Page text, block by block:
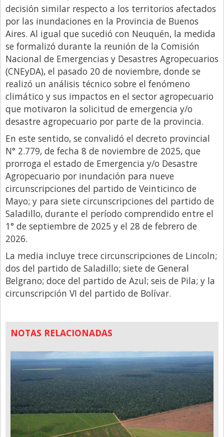
decisión similar respecto a los territorios afectados
por las inundaciones en la Provincia de Buenos
Aires. Al igual que sucedió con Neuquén, la medida
se formalizó durante la reunión de la Comisión
Nacional de Emergencias y Desastres Agropecuarios
(CNEyDA), el pasado 20 de noviembre, donde se
realizó un análisis técnico sobre el fenómeno
climático y sus impactos en el sector agropecuario
que motivaron la solicitud de emergencia y/o
desastre agropecuario por parte de la provincia.
En este sentido, se convalidó el decreto provincial
N° 2.779, de fecha 8 de noviembre de 2025, que
prorroga el estado de Emergencia y/o Desastre
Agropecuario por inundación para nueve
circunscripciones del partido de Veinticinco de
Mayo; y para siete circunscripciones del partido de
Saladillo, durante el período comprendido entre el
1° de septiembre de 2025 y el 28 de febrero de
2026.
La media incluye trece circunscripciones de Lincoln;
dos del partido de Saladillo; siete de General
Belgrano; doce del partido de Azul; seis de Pila; y la
circunscripción VI del partido de Bolívar.
NOTAS RELACIONADAS